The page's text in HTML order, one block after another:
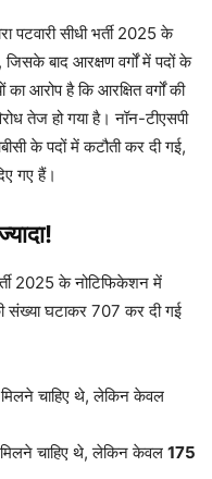
पटवारी सीधी भर्ती 2025 के
बाद आरक्षण वर्गों में पदों के
आरोप है कि आरक्षित वर्गों की
तेज हो गया है। नॉन-टीएसपी
के पदों में कटौती कर दी गई,
गए हैं।
2025 के नोटिफिकेशन में
घटाकर 707 कर दी गई
चाहिए थे, लेकिन केवल
चाहिए थे, लेकिन केवल 175